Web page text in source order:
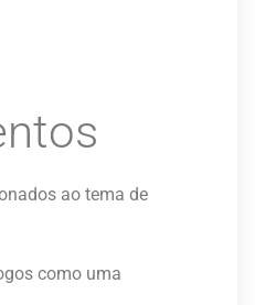
ao tema de
como uma